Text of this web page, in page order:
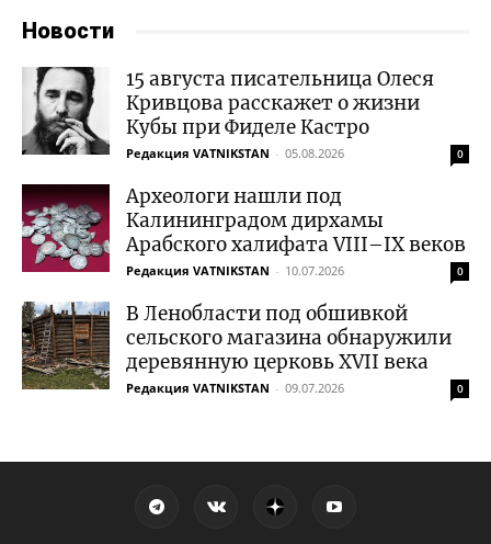
Новости
15 августа писательница Олеся
Кривцова расскажет о жизни
Кубы при Фиделе Кастро
Редакция VATNIKSTAN - 05.08.2026 0
Археологи нашли под
Калининградом дирхамы
Арабского халифата VIII–IX веков
Редакция VATNIKSTAN - 10.07.2026 0
В Ленобласти под обшивкой
сельского магазина обнаружили
деревянную церковь XVII века
Редакция VATNIKSTAN - 09.07.2026 0